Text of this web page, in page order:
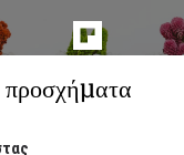
προσχήµατα